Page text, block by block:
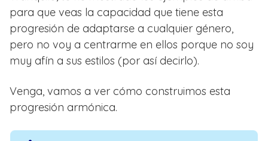
para que veas la capacidad que tiene esta
progresión de adaptarse a cualquier género,
pero no voy a centrarme en ellos porque no soy
muy afín a sus estilos (por así decirlo).
Venga, vamos a ver cómo construimos esta
progresión armónica.